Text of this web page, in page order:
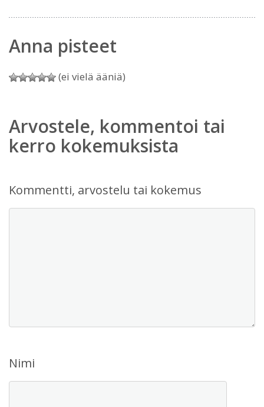
Anna pisteet
(ei vielä ääniä)
Arvostele, kommentoi tai
kerro kokemuksista
Kommentti, arvostelu tai kokemus
Nimi